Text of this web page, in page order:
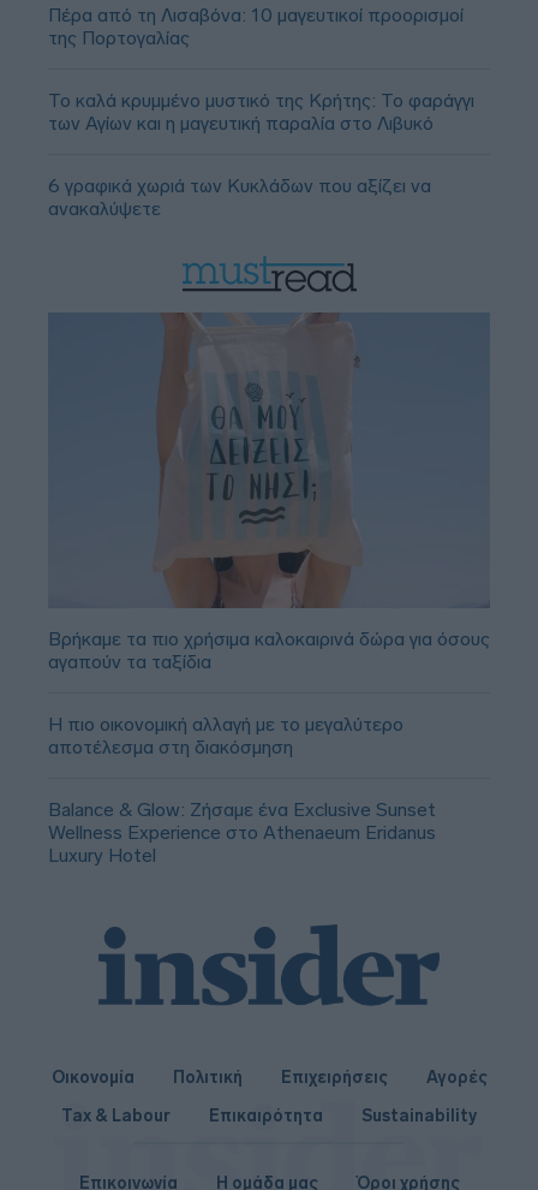
Πέρα από τη Λισαβόνα: 10 μαγευτικοί προορισμοί
της Πορτογαλίας
Το καλά κρυμμένο μυστικό της Κρήτης: Το φαράγγι
των Αγίων και η μαγευτική παραλία στο Λιβυκό
6 γραφικά χωριά των Κυκλάδων που αξίζει να
ανακαλύψετε
Βρήκαμε τα πιο χρήσιμα καλοκαιρινά δώρα για όσους
αγαπούν τα ταξίδια
Η πιο οικονομική αλλαγή με το μεγαλύτερο
αποτέλεσμα στη διακόσμηση
Balance & Glow: Ζήσαμε ένα Exclusive Sunset
Wellness Experience στο Athenaeum Eridanus
Luxury Hotel
Οικονομία Πολιτική Επιχειρήσεις
Αγορές
Tax & Labour
Επικαιρότητα Sustainability
Επικοινωνία Η ομάδα μας Όροι χρήσης